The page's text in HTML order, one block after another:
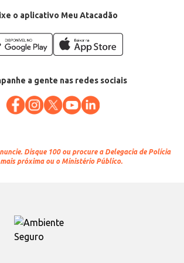
o aplicativo Meu Atacadão
a gente nas redes sociais
Disque 100 ou procure a Delegacia de Polícia
próxima ou o Ministério Público.